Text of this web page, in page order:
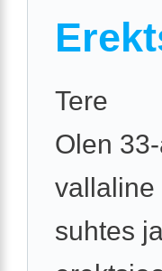
Tere
Olen
vallaline
suhtes